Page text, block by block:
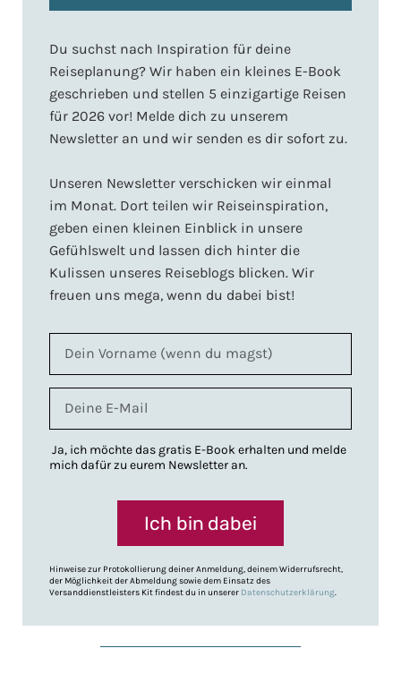
Du suchst nach Inspiration für deine
Reiseplanung? Wir haben ein kleines E-Book
geschrieben und stellen 5 einzigartige Reisen
für 2026 vor! Melde dich zu unserem
Newsletter an und wir senden es dir sofort zu.
Unseren Newsletter verschicken wir einmal
im Monat. Dort teilen wir Reiseinspiration,
geben einen kleinen Einblick in unsere
Gefühlswelt und lassen dich hinter die
Kulissen unseres Reiseblogs blicken. Wir
freuen uns mega, wenn du dabei bist!
Ja, ich möchte das gratis E-Book erhalten und melde
mich dafür zu eurem Newsletter an.
Ich bin dabei
Hinweise zur Protokollierung deiner Anmeldung, deinem Widerrufsrecht,
der Möglichkeit der Abmeldung sowie dem Einsatz des
Versanddienstleisters Kit findest du in unserer Datenschutzerklärung.